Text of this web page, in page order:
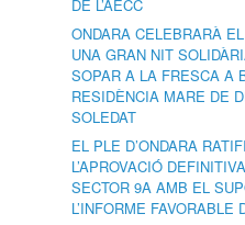
DE L’AECC
ONDARA CELEBRARÀ
UNA GRAN NIT
SOPAR A LA FRESCA A
RESIDÈNCIA MARE DE
SOLEDAT
EL PLE D’ONDARA
L’APROVACIÓ
SECTOR 9A AMB EL
L’INFORME FAVORABLE